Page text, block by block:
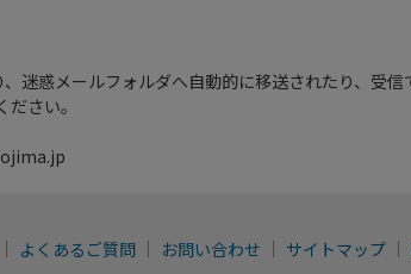
迷惑メールフォルダへ自動的に移送されたり、受信
さい。
よくあるご質問 お問い合わせ サイトマップ